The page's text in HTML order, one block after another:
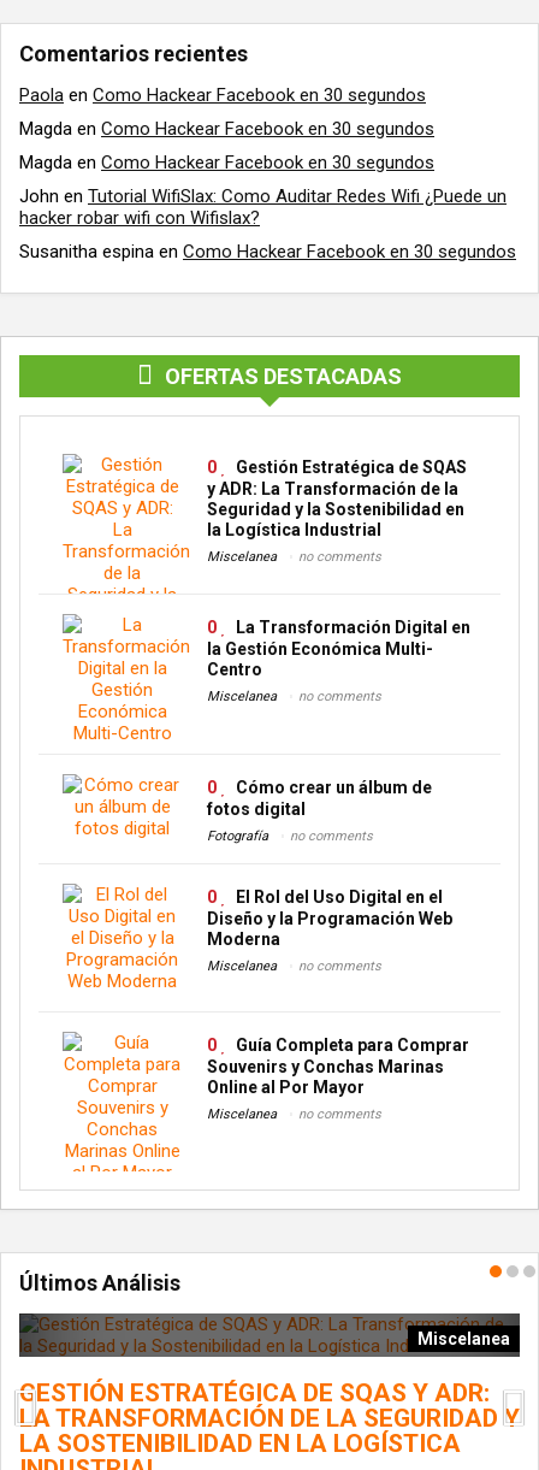
Comentarios recientes
Paola en Como Hackear Facebook en 30 segundos
Magda en Como Hackear Facebook en 30 segundos
Magda en Como Hackear Facebook en 30 segundos
John en Tutorial WifiSlax: Como Auditar Redes Wifi ¿Puede un
hacker robar wifi con Wifislax?
Susanitha espina en Como Hackear Facebook en 30 segundos
OFERTAS DESTACADAS
0
Gestión Estratégica de SQAS
y ADR: La Transformación de la
Seguridad y la Sostenibilidad en
la Logística Industrial
Miscelanea no comments
0
La Transformación Digital en
la Gestión Económica Multi-
Centro
Miscelanea no comments
0
Cómo crear un álbum de
fotos digital
Fotografía no comments
0
El Rol del Uso Digital en el
Diseño y la Programación Web
Moderna
Miscelanea no comments
0
Guía Completa para Comprar
Souvenirs y Conchas Marinas
Online al Por Mayor
Miscelanea no comments
Últimos Análisis
Miscelanea
GESTIÓN ESTRATÉGICA DE SQAS Y ADR:
LA TRANSFORMACIÓN DE LA SEGURIDAD Y
LA SOSTENIBILIDAD EN LA LOGÍSTICA